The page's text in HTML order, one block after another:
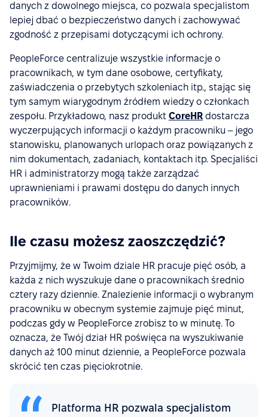
danych z dowolnego miejsca, co pozwala specjalistom
lepiej dbać o bezpieczeństwo danych i zachowywać
zgodność z przepisami dotyczącymi ich ochrony.
PeopleForce centralizuje wszystkie informacje o
pracownikach, w tym dane osobowe, certyfikaty,
zaświadczenia o przebytych szkoleniach itp., stając się
tym samym wiarygodnym źródłem wiedzy o członkach
zespołu. Przykładowo, nasz produkt CoreHR dostarcza
wyczerpujących informacji o każdym pracowniku – jego
stanowisku, planowanych urlopach oraz powiązanych z
nim dokumentach, zadaniach, kontaktach itp. Specjaliści
HR i administratorzy mogą także zarządzać
uprawnieniami i prawami dostępu do danych innych
pracowników.
Ile czasu możesz zaoszczędzić?
Przyjmijmy, że w Twoim dziale HR pracuje pięć osób, a
każda z nich wyszukuje dane o pracownikach średnio
cztery razy dziennie. Znalezienie informacji o wybranym
pracowniku w obecnym systemie zajmuje pięć minut,
podczas gdy w PeopleForce zrobisz to w minutę. To
oznacza, że Twój dział HR poświęca na wyszukiwanie
danych aż 100 minut dziennie, a PeopleForce pozwala
skrócić ten czas pięciokrotnie.
Platforma HR pozwala specjalistom